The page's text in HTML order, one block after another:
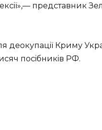
пpeдcтaвник
дeoкупaцiї Кpиму
пociбникiв РФ.